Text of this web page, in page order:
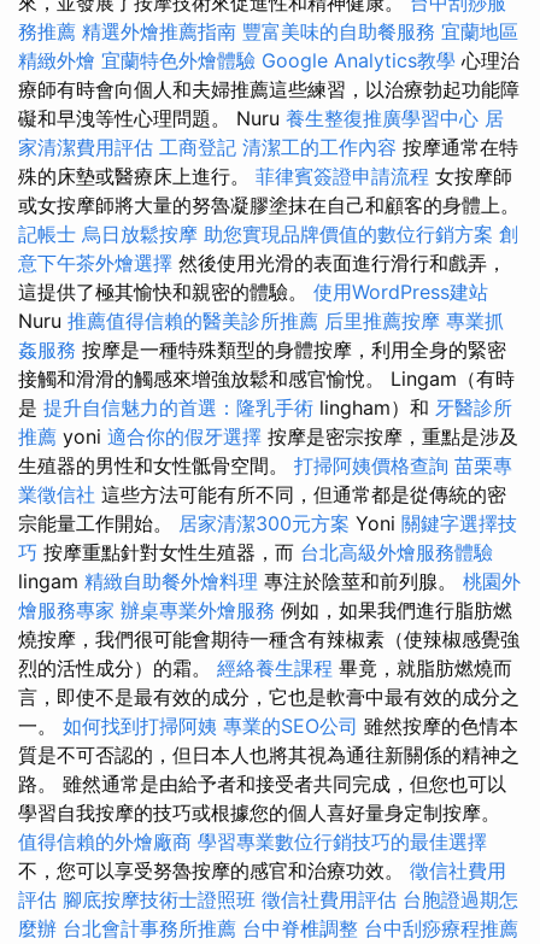
務推薦 精選外燴推薦指南 豐富美味的自助餐服務 宜蘭地區
精緻外燴 宜蘭特色外燴體驗 Google Analytics教學 心理治
療師有時會向個人和夫婦推薦這些練習，以治療勃起功能障
礙和早洩等性心理問題。 Nuru 養生整復推廣學習中心 居
家清潔費用評估 工商登記 清潔工的工作內容 按摩通常在特
殊的床墊或醫療床上進行。 菲律賓簽證申請流程 女按摩師
或女按摩師將大量的努魯凝膠塗抹在自己和顧客的身體上。
記帳士 烏日放鬆按摩 助您實現品牌價值的數位行銷方案 創
意下午茶外燴選擇 然後使用光滑的表面進行滑行和戲弄，
這提供了極其愉快和親密的體驗。 使用WordPress建站
Nuru 推薦值得信賴的醫美診所推薦 后里推薦按摩 專業抓
姦服務 按摩是一種特殊類型的身體按摩，利用全身的緊密
接觸和滑滑的觸感來增強放鬆和感官愉悅。 Lingam（有時
是 提升自信魅力的首選：隆乳手術 lingham）和 牙醫診所
推薦 yoni 適合你的假牙選擇 按摩是密宗按摩，重點是涉及
生殖器的男性和女性骶骨空間。 打掃阿姨價格查詢 苗栗專
業徵信社 這些方法可能有所不同，但通常都是從傳統的密
宗能量工作開始。 居家清潔300元方案 Yoni 關鍵字選擇技
巧 按摩重點針對女性生殖器，而 台北高級外燴服務體驗
lingam 精緻自助餐外燴料理 專注於陰莖和前列腺。 桃園外
燴服務專家 辦桌專業外燴服務 例如，如果我們進行脂肪燃
燒按摩，我們很可能會期待一種含有辣椒素（使辣椒感覺強
烈的活性成分）的霜。 經絡養生課程 畢竟，就脂肪燃燒而
言，即使不是最有效的成分，它也是軟膏中最有效的成分之
一。 如何找到打掃阿姨 專業的SEO公司 雖然按摩的色情本
質是不可否認的，但日本人也將其視為通往新關係的精神之
路。 雖然通常是由給予者和接受者共同完成，但您也可以
學習自我按摩的技巧或根據您的個人喜好量身定制按摩。
值得信賴的外燴廠商 學習專業數位行銷技巧的最佳選擇
不，您可以享受努魯按摩的感官和治療功效。 徵信社費用
評估 腳底按摩技術士證照班 徵信社費用評估 台胞證過期怎
麼辦 台北會計事務所推薦 台中脊椎調整 台中刮痧療程推薦